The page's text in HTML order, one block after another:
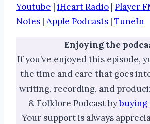
Youtube | iHeart Radio | Player
Notes | Apple Podcasts | TuneIn
Enjoying the
If you’ve enjoyed this episode,
the time and care that goes
writing, recording, and
& Folklore Podcast bybuying
Your support is always